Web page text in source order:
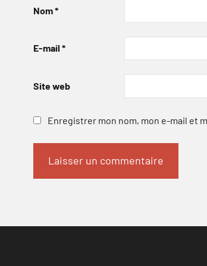
Nom*
E-mail *
Site web
Enregistrer mon nom, mon e-mail et